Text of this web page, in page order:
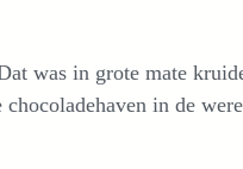
was in grote mate
in de